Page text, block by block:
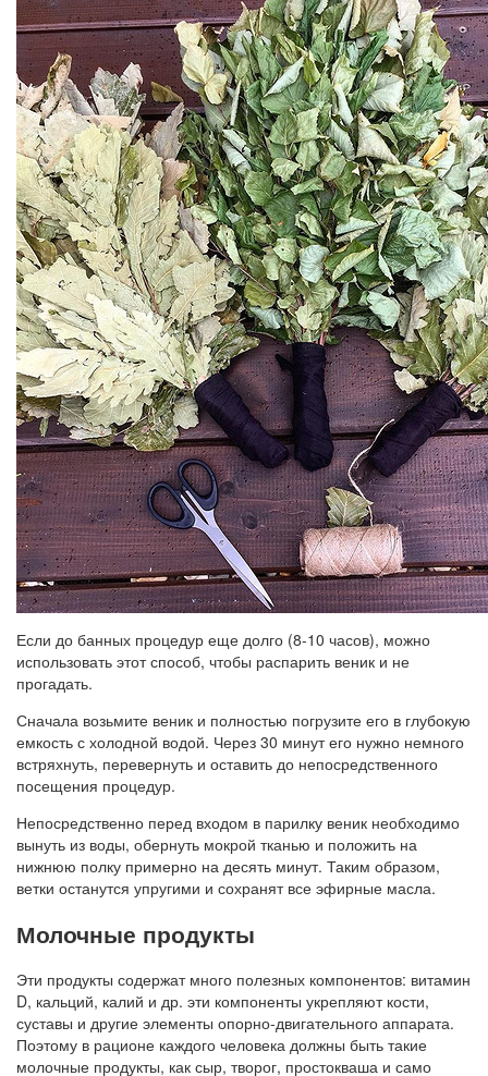
Если до банных процедур еще долго (8-10 часов), можно
использовать этот способ, чтобы распарить веник и не
прогадать.
Сначала возьмите веник и полностью погрузите его в глубокую
емкость с холодной водой. Через 30 минут его нужно немного
встряхнуть, перевернуть и оставить до непосредственного
посещения процедур.
Непосредственно перед входом в парилку веник необходимо
вынуть из воды, обернуть мокрой тканью и положить на
нижнюю полку примерно на десять минут. Таким образом,
ветки останутся упругими и сохранят все эфирные масла.
Молочные продукты
Эти продукты содержат много полезных компонентов: витамин
D, кальций, калий и др. эти компоненты укрепляют кости,
суставы и другие элементы опорно-двигательного аппарата.
Поэтому в рационе каждого человека должны быть такие
молочные продукты, как сыр, творог, простокваша и само